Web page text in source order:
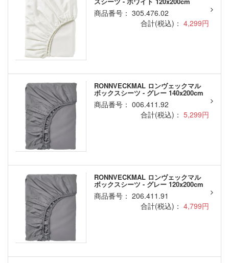
商品番号： 305.476.02
合計(税込)： 4,299円
RONNVECKMAL ロンヴェックマル
ボックスシーツ - グレー 140x200cm
商品番号： 006.411.92
合計(税込)： 5,299円
RONNVECKMAL ロンヴェックマル
ボックスシーツ - グレー 120x200cm
商品番号： 206.411.91
合計(税込)： 4,799円